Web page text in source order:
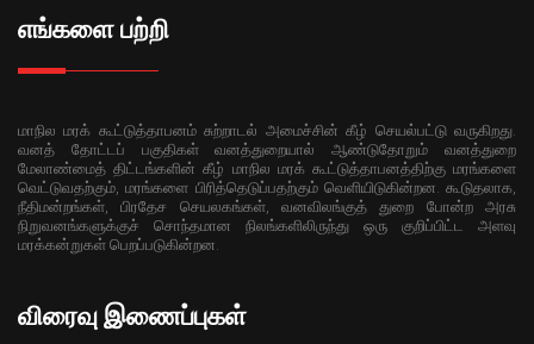
எங்களை பற்றி
மாநில மரக் கூட்டுத்தாபனம் சுற்றாடல் அமைச்சின் கீழ் செயல்பட்டு வருகிறது.
வனத் தோட்டப் பகுதிகள் வனத்துறையால் ஆண்டுதோறும் வனத்துறை
மேலாண்மைத் திட்டங்களின் கீழ் மாநில மரக் கூட்டுத்தாபனத்திற்கு மரங்களை
வெட்டுவதற்கும், மரங்களை பிரித்தெடுப்பதற்கும் வெளியிடுகின்றன. கூடுதலாக,
நீதிமன்றங்கள், பிரதேச செயலகங்கள், வனவிலங்குத் துறை போன்ற அரசு
நிறுவனங்களுக்குச் சொந்தமான நிலங்களிலிருந்து ஒரு குறிப்பிட்ட அளவு
மரக்கன்றுகள் பெறப்படுகின்றன.
விரைவு இணைப்புகள்